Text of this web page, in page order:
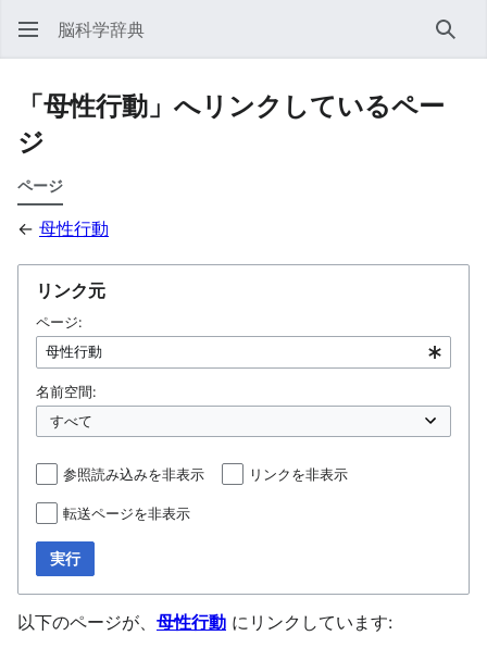
脳科学辞典 検索
「母性行動」へリンクしているペー
ジ
ページ
← 母性行動
リンク元
ページ:
名前空間:
参照読み込みを非表示 リンクを非表示
転送ページを非表示
実行
以下のページが、 母性行動 にリンクしています: